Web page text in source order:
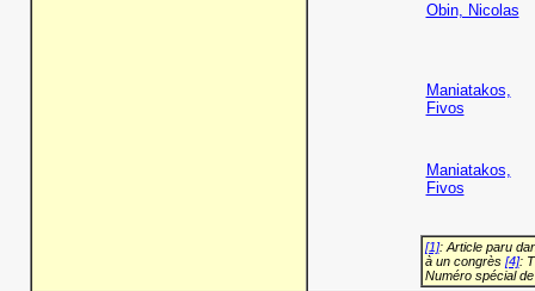
Obin, Nicolas
Maniatakos,
Fivos
Maniatakos,
Fivos
[1]: Article paru
à un congrès [4]:
Numéro spécial